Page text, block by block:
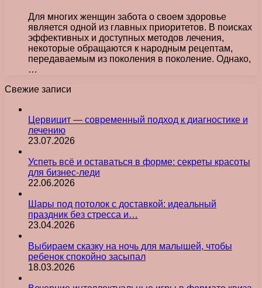
Для многих женщин забота о своем здоровье
является одной из главных приоритетов. В поисках
эффективных и доступных методов лечения,
некоторые обращаются к народным рецептам,
передаваемым из поколения в поколение. Однако,
…
Свежие записи
Цервицит — современный подход к диагностике и
лечению
23.07.2026
Успеть всё и оставаться в форме: секреты красоты
для бизнес-леди
22.06.2026
Шары под потолок с доставкой: идеальный
праздник без стресса и…
23.04.2026
Выбираем сказку на ночь для малышей, чтобы
ребенок спокойно засыпал
18.03.2026